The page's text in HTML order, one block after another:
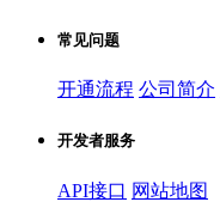
常见问题
开通流程 公司简介
开发者服务
API接口 网站地图